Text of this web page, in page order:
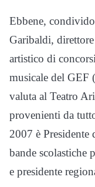
Ebbene,
Garibaldi,
artistico di
musicale del GEF
valuta al Teatro
provenienti da
2007 è
bande scolastiche
e presidente